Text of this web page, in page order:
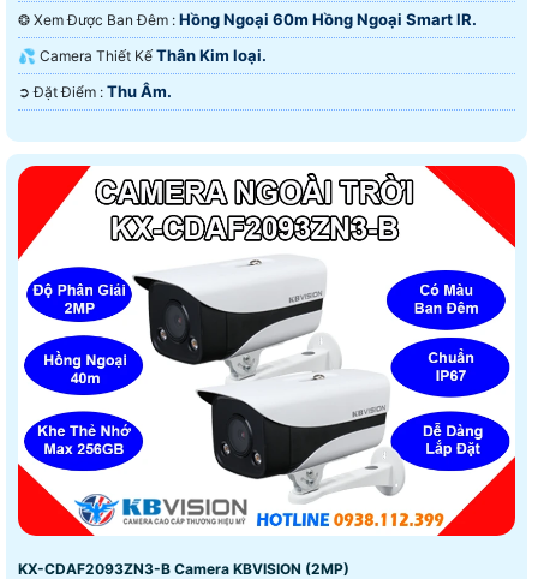
❂ Xem Được Ban Đêm : Hồng Ngoại 60m Hồng Ngoại Smart IR.
💦 Camera Thiết Kế Thân Kim loại.
️➲ Đặt Điểm : Thu Âm.
KX-CDAF2093ZN3-B Camera KBVISION (2MP)